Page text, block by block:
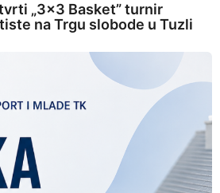
„3×3 Basket” turnir
na Trgu slobode u Tuzli